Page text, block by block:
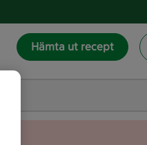
Hämta ut recept